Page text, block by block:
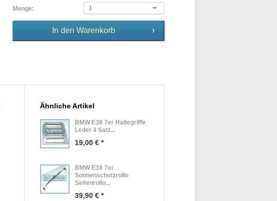
Menge: 1
Ähnliche Artikel
BMW E38 7er Haltegriffe
Leder 4 Satz...
19,00 € *
BMW E38 7er
Sonnenschutzrollo
Seitenrollo...
39,90 € *